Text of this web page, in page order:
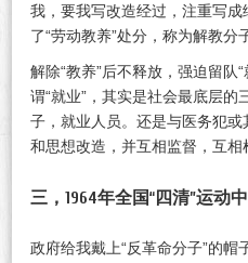
我，要我写改造经过，注重写
了“劳动教养”处分，称为解教分
解除“教养”后不释放，强迫留队
谓“就业”，其实是社会最底层
子，就业人员。还是与医务犯
和思想改造，并互相监督，互相
三，1964年全国“四清”运动中
政府给我戴上“反革命分子”的